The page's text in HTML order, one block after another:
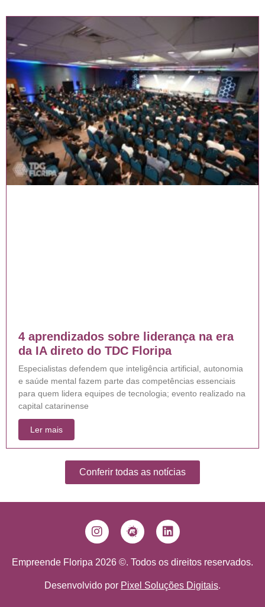
4 aprendizados sobre liderança na era
da IA direto do TDC Floripa
Especialistas defendem que inteligência artificial, autonomia
e saúde mental fazem parte das competências essenciais
para quem lidera equipes de tecnologia; evento realizado na
capital catarinense
Ler mais
Conferir todas as notícias
Empreende Floripa 2026 ©. Todos os direitos reservados.
Desenvolvido por Pixel Soluções Digitais.